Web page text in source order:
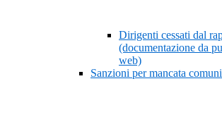
Dirigenti cessati dal
(documentazione da
web)
Sanzioni per mancata